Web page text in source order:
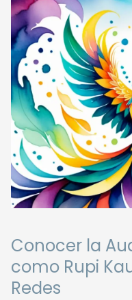
Conocer la
como Rupi
Redes